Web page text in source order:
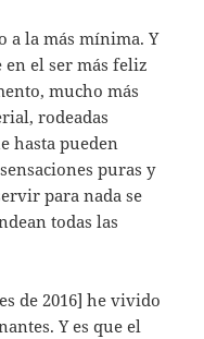
a la más mínima. Y
el ser más feliz
mucho más
rodeadas
hasta pueden
puras y
para nada se
todas las
de 2016] he vivido
Y es que el